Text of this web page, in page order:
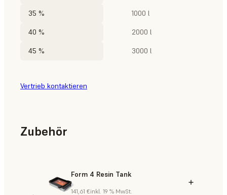
35 % 1000 l
40 % 2000 l
45 % 3000 l
Vertrieb kontaktieren
Zubehör
Form 4 Resin Tank
141,61 €inkl. 19 % MwSt.